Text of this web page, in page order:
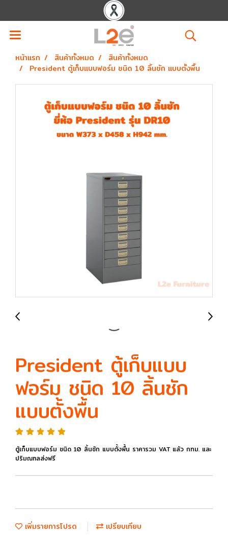
หน้าแรก สินค้าทั้งหมด
สินค้าทั้งหมด
President ตู้เก็บแบบฟอร์ม ชนิด 10 ลิ้นชัก แบบตั้งพื้น
President ตู้เก็บแบบ
ฟอร์ม ชนิด 10 ลิ้นชัก
แบบตั้งพื้น
ตู้เก็บแบบฟอร์ม ชนิด 10 ลิ้นชัก แบบตั้งพื้น ราคารวม VAT แล้ว กทม. และ
ปริมณฑลส่งฟรี
เพิ่มรายการโปรด เปรียบเทียบ